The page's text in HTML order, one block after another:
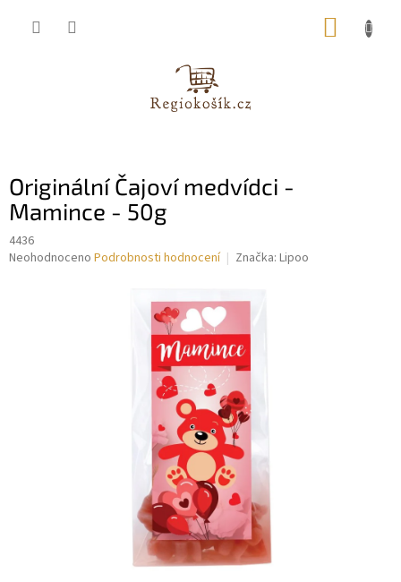
Originální Čajoví medvídci -
Mamince - 50g
4436
Průměrné
Neohodnoceno Podrobnosti hodnocení Značka: Lipoo